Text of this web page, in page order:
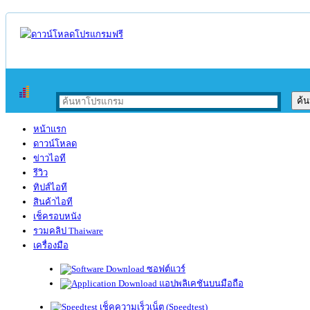
หน้าแรก
ดาวน์โหลด
ข่าวไอที
รีวิว
ทิปส์ไอที
สินค้าไอที
เช็ครอบหนัง
รวมคลิป Thaiware
เครื่องมือ
ซอฟต์แวร์
แอปพลิเคชันบนมือถือ
เช็คความเร็วเน็ต (Speedtest)